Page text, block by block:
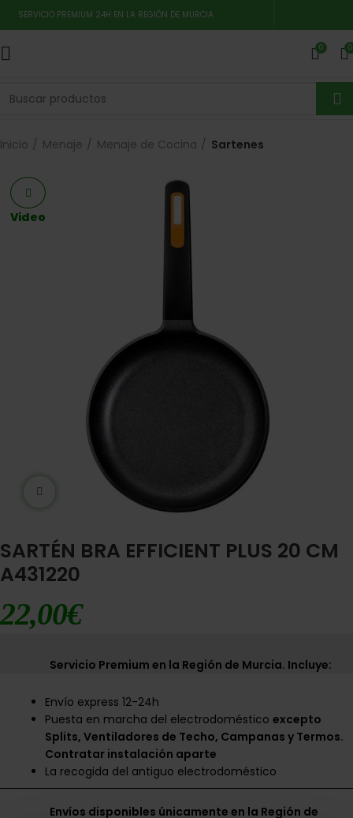
SERVICIO PREMIUM 24H EN LA REGIÓN DE MURCIA
0 0
Inicio Menaje Menaje de Cocina Sartenes
Ampliar imágen
Video
SARTÉN BRA EFFICIENT PLUS 20 CM
A431220
22,00€
Servicio Premium en la Región de Murcia. Incluye:
Envío express 12-24h
Puesta en marcha del electrodomésticoexcepto
Splits, Ventiladores de Techo, Campanas y Termos.
Contratar instalación aparte
La recogida del antiguo electrodoméstico
Envíos disponibles únicamente en la Región de